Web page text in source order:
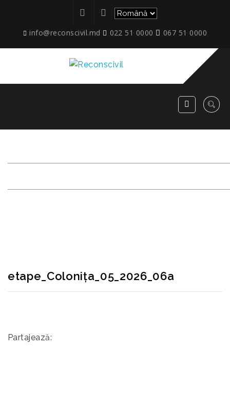
info@reconscivil.md 022 51 0000 067 51 0000
etape_Colonița_05_2026_06a
Partajează: